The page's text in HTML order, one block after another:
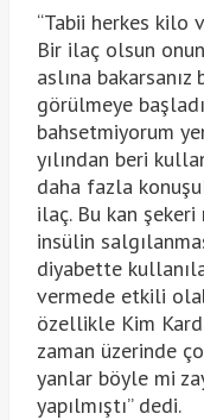
“Tabii herkes kilo
Bir ilaç olsun
aslına
görülmeye
bahsetmiyorum
yılından beri
daha fazla
ilaç. Bu kan
insülin
diyabette
vermede etkili
özellikle Kim
zaman üzerinde
yanlar böyle mi
yapılmıştı” dedi.